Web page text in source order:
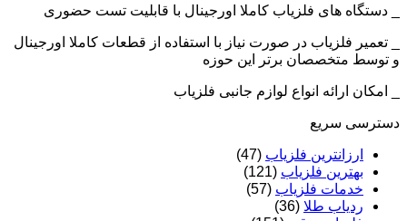
_ دستگاه های فلزیاب کاملا اورجینال با قابلیت تست حضوری
_ تعمیر فلزیاب در صورت نیاز با استفاده از قطعات کاملا اورجینال
و توسط متخصصان برتر این حوزه
_ امکان ارائه انواع لوازم جانبی فلزیاب
دسترسی سریع
ارزانترین فلزیاب (47)
بهترین فلزیاب (121)
خدمات فلزیاب (57)
ردیاب طلا (36)